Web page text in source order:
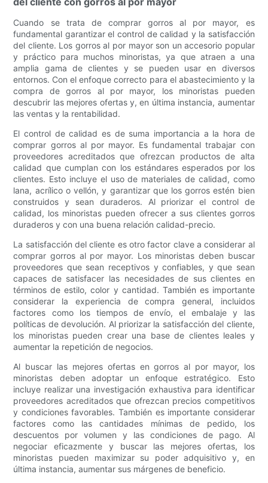
Cuando se trata de comprar gorros al por mayor, es
fundamental garantizar el control de calidad y la satisfacción
del cliente. Los gorros al por mayor son un accesorio popular
y práctico para muchos minoristas, ya que atraen a una
amplia gama de clientes y se pueden usar en diversos
entornos. Con el enfoque correcto para el abastecimiento y la
compra de gorros al por mayor, los minoristas pueden
descubrir las mejores ofertas y, en última instancia, aumentar
las ventas y la rentabilidad.
El control de calidad es de suma importancia a la hora de
comprar gorros al por mayor. Es fundamental trabajar con
proveedores acreditados que ofrezcan productos de alta
calidad que cumplan con los estándares esperados por los
clientes. Esto incluye el uso de materiales de calidad, como
lana, acrílico o vellón, y garantizar que los gorros estén bien
construidos y sean duraderos. Al priorizar el control de
calidad, los minoristas pueden ofrecer a sus clientes gorros
duraderos y con una buena relación calidad-precio.
La satisfacción del cliente es otro factor clave a considerar al
comprar gorros al por mayor. Los minoristas deben buscar
proveedores que sean receptivos y confiables, y que sean
capaces de satisfacer las necesidades de sus clientes en
términos de estilo, color y cantidad. También es importante
considerar la experiencia de compra general, incluidos
factores como los tiempos de envío, el embalaje y las
políticas de devolución. Al priorizar la satisfacción del cliente,
los minoristas pueden crear una base de clientes leales y
aumentar la repetición de negocios.
Al buscar las mejores ofertas en gorros al por mayor, los
minoristas deben adoptar un enfoque estratégico. Esto
incluye realizar una investigación exhaustiva para identificar
proveedores acreditados que ofrezcan precios competitivos
y condiciones favorables. También es importante considerar
factores como las cantidades mínimas de pedido, los
descuentos por volumen y las condiciones de pago. Al
negociar eficazmente y buscar las mejores ofertas, los
minoristas pueden maximizar su poder adquisitivo y, en
última instancia, aumentar sus márgenes de beneficio.